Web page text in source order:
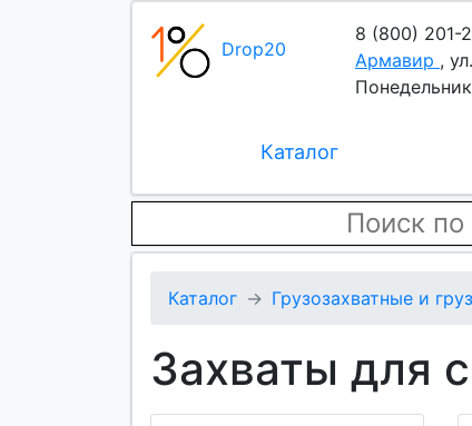
Drop20
8 (800) 201-
Армавир ,
Каталог
Каталог Грузозахватные и
Захваты для